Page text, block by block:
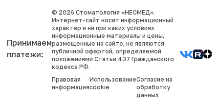
Принимаем
платежи:
© 2026 Стоматология «НЕОМЕД».
Интернет-сайт носит информационный
характер и ни при каких условиях
информационные материалы и цены,
размещенные на сайте, не являются
публичной офертой, определяемой
положениями Статьи 437 Гражданского
кодекса РФ.
Правовая
информация
Использование
cookie
Согласие на
обработку
данных